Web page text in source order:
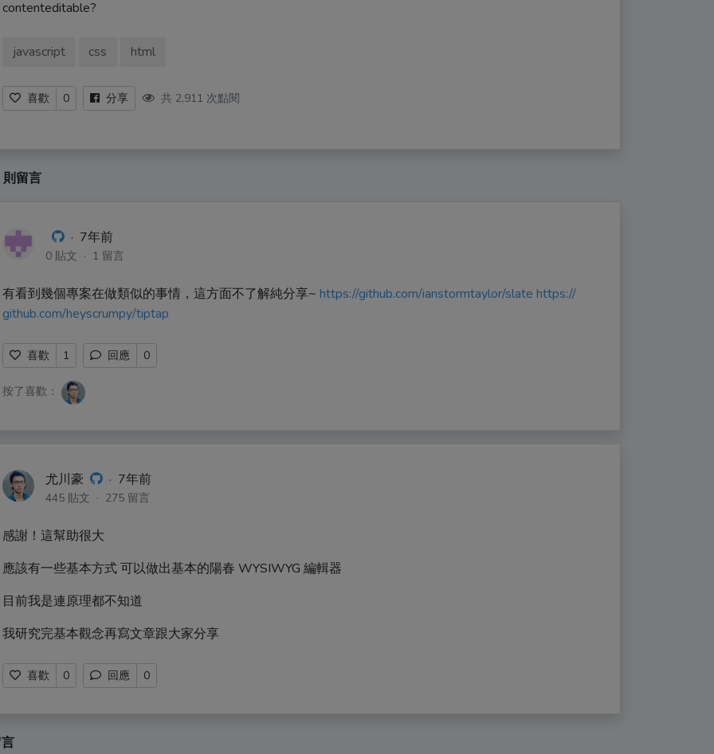
contenteditable?
javascript css html
喜歡 0 分享 共 2,911 次點閱
留言
· 7年前
0 貼文 · 1 留言
有看到幾個專案在做類似的事情，這方面不了解純分享~ https://github.com/ianstormtaylor/slate https://
github.com/heyscrumpy/tiptap
喜歡 1 回應 0
按了喜歡：
尤川豪 · 7年前
445 貼文 · 275 留言
感謝！這幫助很大
應該有一些基本方式 可以做出基本的陽春 WYSIWYG 編輯器
目前我是連原理都不知道
我研究完基本觀念再寫文章跟大家分享
喜歡 0 回應 0